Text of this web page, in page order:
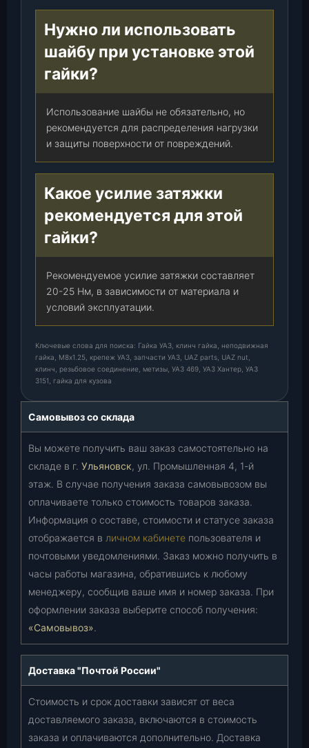
Нужно ли использовать
шайбу при установке этой
гайки?
Использование шайбы не обязательно, но
рекомендуется для распределения нагрузки
и защиты поверхности от повреждений.
Какое усилие затяжки
рекомендуется для этой
гайки?
Рекомендуемое усилие затяжки составляет
20-25 Нм, в зависимости от материала и
условий эксплуатации.
Ключевые слова для поиска: Гайка УАЗ, клинч гайка, неподвижная
гайка, М8х1.25, крепеж УАЗ, запчасти УАЗ, UAZ parts, UAZ nut,
клинч, резьбовое соединение, метизы, УАЗ 469, УАЗ Хантер, УАЗ
3151, гайка для кузова
Самовывоз со склада
Вы можете получить ваш заказ самостоятельно на
складе в г. Ульяновск, ул. Промышленная 4, 1-й
этаж. В случае получения заказа самовывозом вы
оплачиваете только стоимость товаров заказа.
Информация о составе, стоимости и статусе заказа
отображается в личном кабинете пользователя и
почтовыми уведомлениями. Заказ можно получить в
часы работы магазина, обратившись к любому
менеджеру, сообщив ваше имя и номер заказа. При
оформлении заказа выберите способ получения:
«Самовывоз».
Доставка "Почтой России"
Стоимость и срок доставки зависят от веса
доставляемого заказа, включаются в стоимость
заказа и оплачиваются дополнительно. Доставка